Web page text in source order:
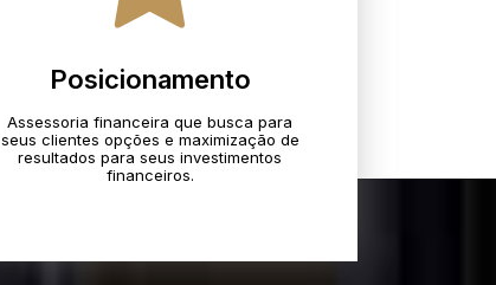
Posicionamento
Assessoria financeira que busca para
seus clientes opções e maximização de
resultados para seus investimentos
financeiros.